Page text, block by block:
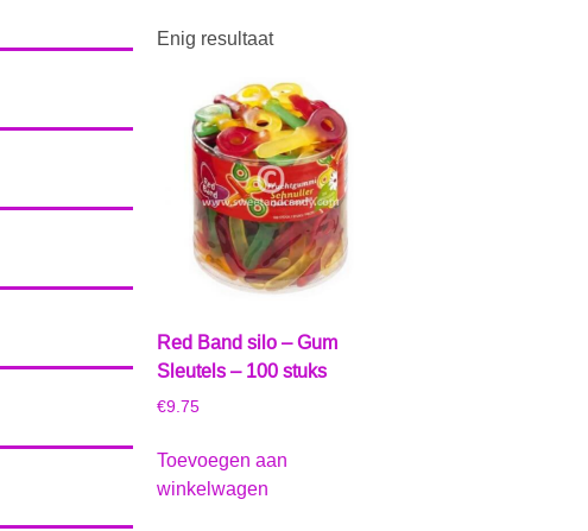
Enig resultaat
Red Band silo – Gum
Sleutels – 100 stuks
€9.75
Toevoegen aan
winkelwagen